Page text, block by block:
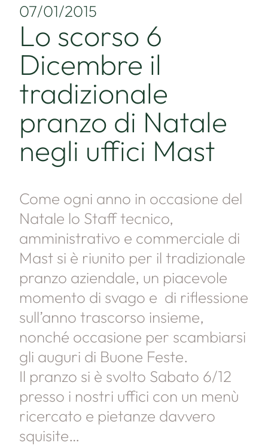
07/01/2015
Lo scorso 6
Dicembre il
tradizionale
pranzo di Natale
negli uffici Mast
Come ogni anno in occasione del
Natale lo Staff tecnico,
amministrativo e commerciale di
Mast si è riunito per il tradizionale
pranzo aziendale, un piacevole
momento di svago e di riflessione
sull’anno trascorso insieme,
nonché occasione per scambiarsi
gli auguri di Buone Feste.
Il pranzo si è svolto Sabato 6/12
presso i nostri uffici con un menù
ricercato e pietanze davvero
squisite…